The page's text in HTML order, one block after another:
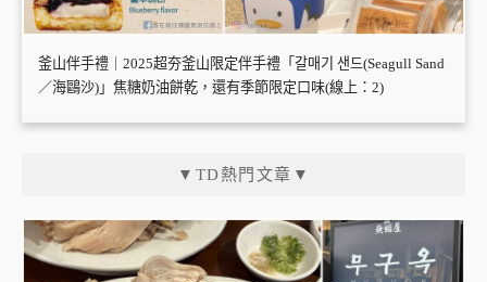
釜山伴手禮｜2025超夯釜山限定伴手禮「갈매기 샌드(Seagull Sand
／海鷗沙)」焦糖奶油餅乾，還有季節限定口味(線上：2)
▼TD熱門文章▼